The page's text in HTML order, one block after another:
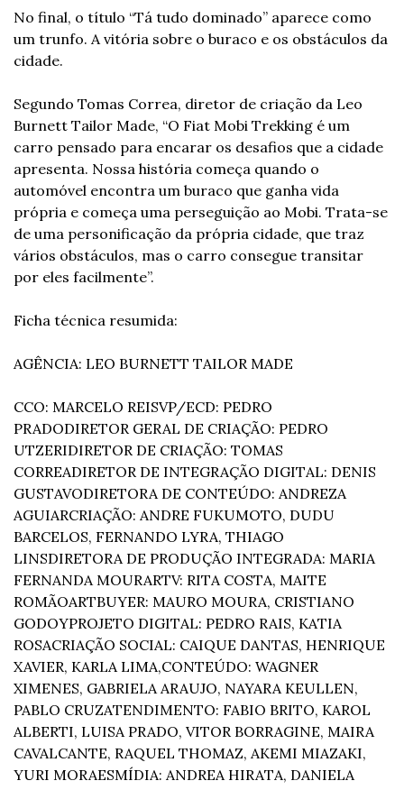
No final, o título “Tá tudo dominado” aparece como
um trunfo. A vitória sobre o buraco e os obstáculos da
cidade.
Segundo Tomas Correa, diretor de criação da Leo
Burnett Tailor Made, “O Fiat Mobi Trekking é um
carro pensado para encarar os desafios que a cidade
apresenta. Nossa história começa quando o
automóvel encontra um buraco que ganha vida
própria e começa uma perseguição ao Mobi. Trata-se
de uma personificação da própria cidade, que traz
vários obstáculos, mas o carro consegue transitar
por eles facilmente”.
Ficha técnica resumida:
AGÊNCIA: LEO BURNETT TAILOR MADE
CCO: MARCELO REISVP/ECD: PEDRO
PRADODIRETOR GERAL DE CRIAÇÃO: PEDRO
UTZERIDIRETOR DE CRIAÇÃO: TOMAS
CORREADIRETOR DE INTEGRAÇÃO DIGITAL: DENIS
GUSTAVODIRETORA DE CONTEÚDO: ANDREZA
AGUIARCRIAÇÃO: ANDRE FUKUMOTO, DUDU
BARCELOS, FERNANDO LYRA, THIAGO
LINSDIRETORA DE PRODUÇÃO INTEGRADA: MARIA
FERNANDA MOURARTV: RITA COSTA, MAITE
ROMÃOARTBUYER: MAURO MOURA, CRISTIANO
GODOYPROJETO DIGITAL: PEDRO RAIS, KATIA
ROSACRIAÇÃO SOCIAL: CAIQUE DANTAS, HENRIQUE
XAVIER, KARLA LIMA,CONTEÚDO: WAGNER
XIMENES, GABRIELA ARAUJO, NAYARA KEULLEN,
PABLO CRUZATENDIMENTO: FABIO BRITO, KAROL
ALBERTI, LUISA PRADO, VITOR BORRAGINE, MAIRA
CAVALCANTE, RAQUEL THOMAZ, AKEMI MIAZAKI,
YURI MORAESMÍDIA: ANDREA HIRATA, DANIELA